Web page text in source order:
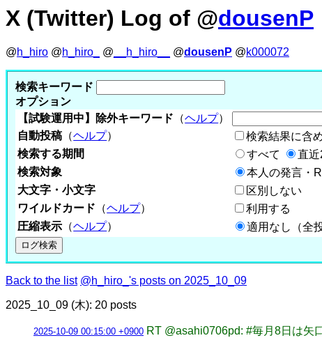
X (Twitter) Log of @dousenP
@h_hiro @h_hiro_ @ __h_hiro__ @dousenP @k000072
検索キーワード
オプション
【試験運用中】除外キーワード （ヘルプ）
自動投稿 （ヘルプ）
検索結果に含
検索する期間
すべて 直近
検索対象
本人の発言・
大文字・小文字
区別しない
ワイルドカード （ヘルプ）
利用する
圧縮表示 （ヘルプ） 適用なし（全
Back to the list @h_hiro_'s posts on 2025_10_09
2025_10_09 (木): 20 posts
2025-10-09 00:15:00 +0900 RT @asahi0706pd: #毎月8日は矢